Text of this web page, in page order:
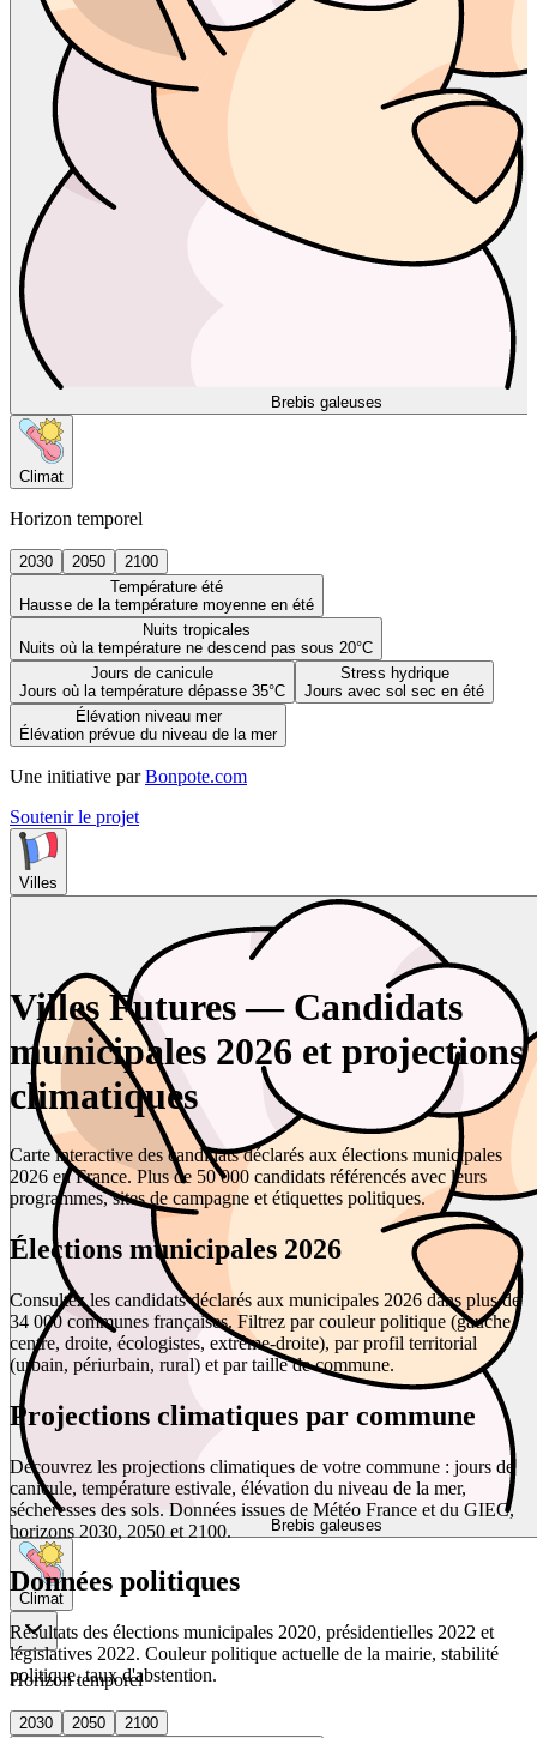
Brebis galeuses
Climat
Horizon temporel
2030 2050
2100
Température été
Hausse de la température moyenne en été
Nuits tropicales
Nuits où la température ne descend pas sous 20°C
Jours de canicule
Jours où la température dépasse 35°C
Stress hydrique
Jours avec sol sec en été
Élévation niveau mer
Élévation prévue du niveau de la mer
Une initiative par Bonpote.com
Soutenir le projet
Villes
Brebis galeuses
Climat
Horizon temporel
2030 2050
2100
Villes Futures — Candidats
municipales 2026 et projections
climatiques
Carte interactive des candidats déclarés aux élections municipales
2026 en France. Plus de 50 000 candidats référencés avec leurs
programmes, sites de campagne et étiquettes politiques.
Élections municipales 2026
Consultez les candidats déclarés aux municipales 2026 dans plus de
34 000 communes françaises. Filtrez par couleur politique (gauche,
centre, droite, écologistes, extrême-droite), par profil territorial
(urbain, périurbain, rural) et par taille de commune.
Projections climatiques par commune
Découvrez les projections climatiques de votre commune : jours de
canicule, température estivale, élévation du niveau de la mer,
sécheresses des sols. Données issues de Météo France et du GIEC,
horizons 2030, 2050 et 2100.
Données politiques
Résultats des élections municipales 2020, présidentielles 2022 et
législatives 2022. Couleur politique actuelle de la mairie, stabilité
politique, taux d'abstention.